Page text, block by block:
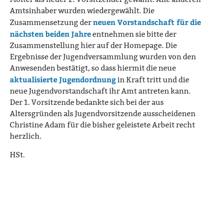
Amtsinhaber wurden wiedergewählt. Die
Zusammensetzung derneuen Vorstandschaft für die
nächsten beiden Jahreentnehmen sie bitte der
Zusammenstellung hier auf der Homepage. Die
Ergebnisse der Jugendversammlung wurden von den
Anwesenden bestätigt, so dass hiermit die neue
aktualisierte Jugendordnungin Kraft tritt und die
neue Jugendvorstandschaft ihr Amt antreten kann.
Der 1. Vorsitzende bedankte sich bei der aus
Altersgründen als Jugendvorsitzende ausscheidenen
Christine Adam für die bisher geleistete Arbeit recht
herzlich.
HSt.